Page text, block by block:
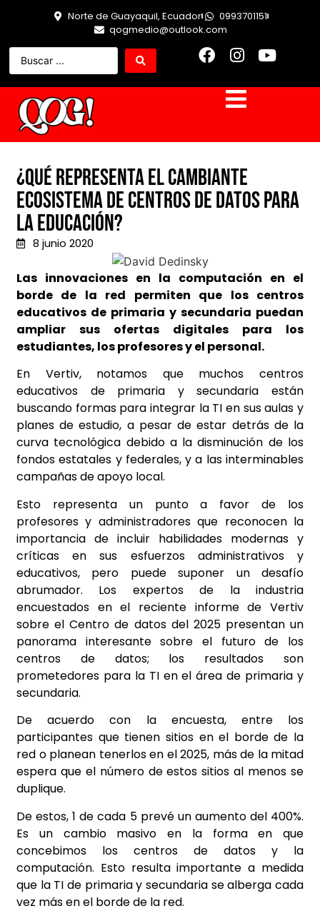
Norte de Guayaquil, Ecuador
0993701151
qogmedio@outlook.com
¿Qué representa el cambiante
ecosistema de centros de datos para
la educación?
8 junio 2020
Las innovaciones en la computación en el
borde de la red permiten que los centros
educativos de primaria y secundaria puedan
ampliar sus ofertas digitales para los
estudiantes, los profesores y el personal.
En Vertiv, notamos que muchos centros
educativos de primaria y secundaria están
buscando formas para integrar la TI en sus aulas y
planes de estudio, a pesar de estar detrás de la
curva tecnológica debido a la disminución de los
fondos estatales y federales, y a las interminables
campañas de apoyo local.
Esto representa un punto a favor de los
profesores y administradores que reconocen la
importancia de incluir habilidades modernas y
críticas en sus esfuerzos administrativos y
educativos, pero puede suponer un desafío
abrumador. Los expertos de la industria
encuestados en el reciente informe de Vertiv
sobre el Centro de datos del 2025 presentan un
panorama interesante sobre el futuro de los
centros de datos; los resultados son
prometedores para la TI en el área de primaria y
secundaria.
De acuerdo con la encuesta, entre los
participantes que tienen sitios en el borde de la
red o planean tenerlos en el 2025, más de la mitad
espera que el número de estos sitios al menos se
duplique.
De estos, 1 de cada 5 prevé un aumento del 400%.
Es un cambio masivo en la forma en que
concebimos los centros de datos y la
computación. Esto resulta importante a medida
que la TI de primaria y secundaria se alberga cada
vez más en el borde de la red.